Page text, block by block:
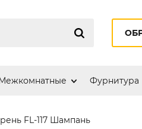
Фурнитура
FL-117 Шампань